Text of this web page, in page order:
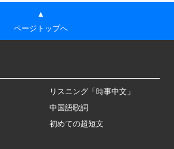
▲
ページトップへ
リスニング「時事中文」
中国語歌詞
初めての超短文